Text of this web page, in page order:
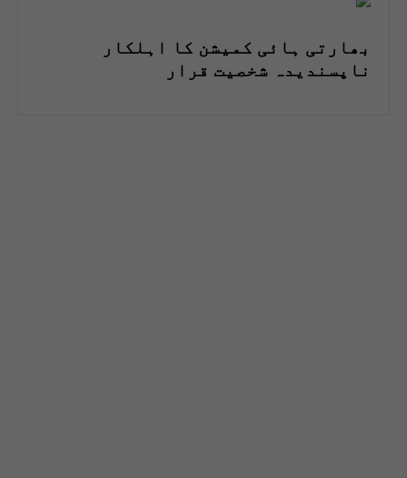
بھارتی ہائی کمیشن کا اہلکار
ناپسندیدہ شخصیت قرار